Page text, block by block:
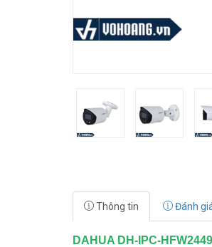
Thông tin Đánh
DAHUA DH-IPC-